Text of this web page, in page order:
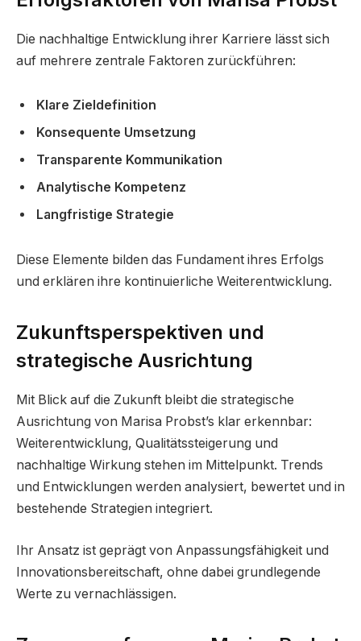
Die nachhaltige Entwicklung ihrer Karriere lässt sich
auf mehrere zentrale Faktoren zurückführen:
Klare Zieldefinition
Konsequente Umsetzung
Transparente Kommunikation
Analytische Kompetenz
Langfristige Strategie
Diese Elemente bilden das Fundament ihres Erfolgs
und erklären ihre kontinuierliche Weiterentwicklung.
Zukunftsperspektiven und
strategische Ausrichtung
Mit Blick auf die Zukunft bleibt die strategische
Ausrichtung von Marisa Probst’s klar erkennbar:
Weiterentwicklung, Qualitätssteigerung und
nachhaltige Wirkung stehen im Mittelpunkt. Trends
und Entwicklungen werden analysiert, bewertet und in
bestehende Strategien integriert.
Ihr Ansatz ist geprägt von Anpassungsfähigkeit und
Innovationsbereitschaft, ohne dabei grundlegende
Werte zu vernachlässigen.